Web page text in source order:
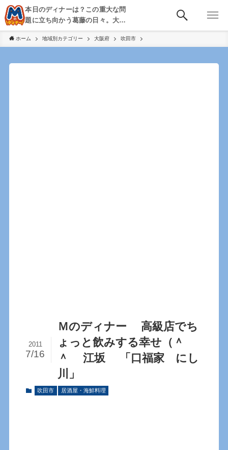
本日のディナーは？この重大な問
題に立ち向かう葛藤の日々。大
阪・京都・神戸を中心とした食べ
歩き、飲み歩きを綴る。
ホーム 地域別カテゴリー 大阪府 吹田市
Ｍのディナー 高級店でち
ょっと飲みする幸せ（＾
＾ 江坂 「口福家 にし
川」
2011
7/16
吹田市 居酒屋・海鮮料理